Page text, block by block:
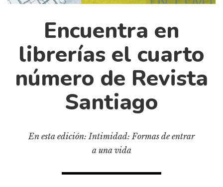
Cómics
Diccionario portátil de la literatura chilena
Documentos
Fragmentos
Historia material de los libros
Encuentra en
librerías el cuarto
número de Revista
Santiago
En esta edición: Intimidad: Formas de entrar
a una vida